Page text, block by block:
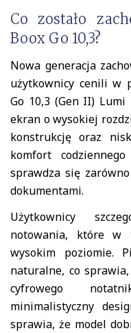
Co zostało
Boox Go 10,3?
Nowa generacja
użytkownicy cenili w
Go 10,3 (Gen II) Lumi
ekran o wysokiej
konstrukcję oraz
komfort
sprawdza się
dokumentami.
Użytkownicy
notowania, które w
wysokim poziomie.
naturalne, co
cyfrowego
minimalistyczny
sprawia, że model